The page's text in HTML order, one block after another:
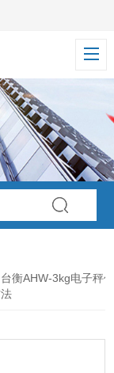
衡AHW-3kg电子秤